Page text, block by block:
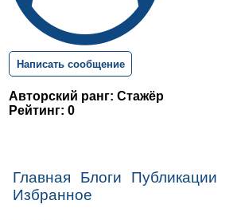
Написать сообщение
Авторский ранг: Стажёр
Рейтинг: 0
Главная Блоги
Публикации
Избранное